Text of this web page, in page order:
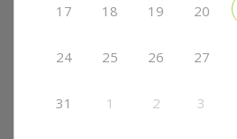
17 18 19 20
24 25 26 27
31 1 2 3